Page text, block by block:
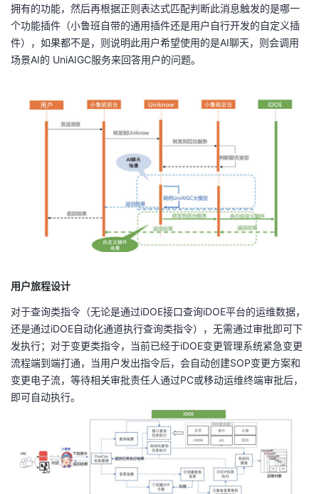
拥有的功能，然后再根据正则表达式匹配判断此消息触发的是哪一
个功能插件（小鲁班自带的通用插件还是用户自行开发的自定义插
件），如果都不是，则说明此用户希望使用的是AI聊天，则会调用
场景AI的 UniAIGC服务来回答用户的问题。
用户旅程设计
对于查询类指令（无论是通过iDOE接口查询iDOE平台的运维数据，
还是通过iDOE自动化通道执行查询类指令），无需通过审批即可下
发执行；对于变更类指令，当前已经于iDOE变更管理系统紧急变更
流程端到端打通，当用户发出指令后，会自动创建SOP变更方案和
变更电子流，等待相关审批责任人通过PC或移动运维终端审批后，
即可自动执行。